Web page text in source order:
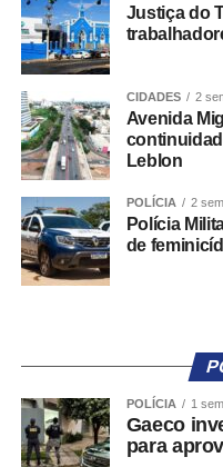
três módulos:
– Pardal Móvel:
smartphones e tablets
Store;
– Pardal ADM: ambiente
Eleitoral para gestão de
denúncias relativas à
– Pardal Web:
de estatísticas das
norma, contudo,
denunciante
independentemente da
Classificação das
Justiça do
CIDADES 2
Avenida
Leblon
POLÍCIA 2
Polícia
de
POLÍCIA 1
Gaeco
para